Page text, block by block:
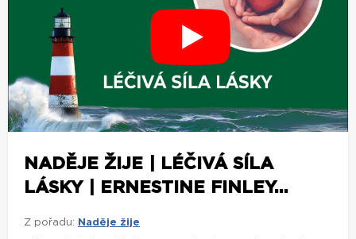
NADĚJE ŽIJE | LÉČIVÁ SÍLA
LÁSKY | ERNESTINE FINLEY...
Z pořadu: Naděje žije